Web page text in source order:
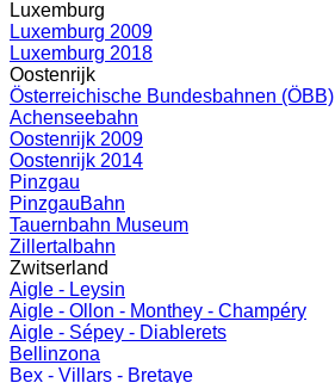
Luxemburg
Luxemburg 2009
Luxemburg 2018
Oostenrijk
Österreichische Bundesbahnen (ÖBB)
Achenseebahn
Oostenrijk 2009
Oostenrijk 2014
Pinzgau
PinzgauBahn
Tauernbahn Museum
Zillertalbahn
Zwitserland
Aigle - Leysin
Aigle - Ollon - Monthey - Champéry
Aigle - Sépey - Diablerets
Bellinzona
Bex - Villars - Bretaye